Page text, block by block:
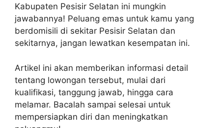
Kabupaten Pesisir Selatan ini mungkin
jawabannya! Peluang emas untuk kamu yang
berdomisili di sekitar Pesisir Selatan dan
sekitarnya, jangan lewatkan kesempatan ini.
Artikel ini akan memberikan informasi detail
tentang lowongan tersebut, mulai dari
kualifikasi, tanggung jawab, hingga cara
melamar. Bacalah sampai selesai untuk
mempersiapkan diri dan meningkatkan